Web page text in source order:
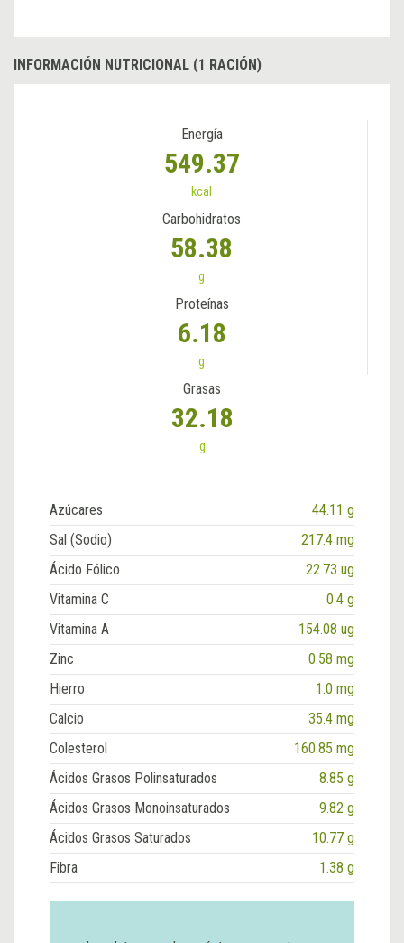
INFORMACIÓN NUTRICIONAL (1 RACIÓN)
Energía
549.37
kcal
Carbohidratos
58.38
g
Proteínas
6.18
g
Grasas
32.18
g
Azúcares
44.11 g
Sal (Sodio)
217.4 mg
Ácido Fólico
22.73 ug
Vitamina C
0.4 g
Vitamina A
154.08 ug
Zinc
0.58 mg
Hierro
1.0 mg
Calcio
35.4 mg
Colesterol
160.85 mg
Ácidos Grasos Polinsaturados
8.85 g
Ácidos Grasos Monoinsaturados
9.82 g
Ácidos Grasos Saturados
10.77 g
Fibra
1.38 g